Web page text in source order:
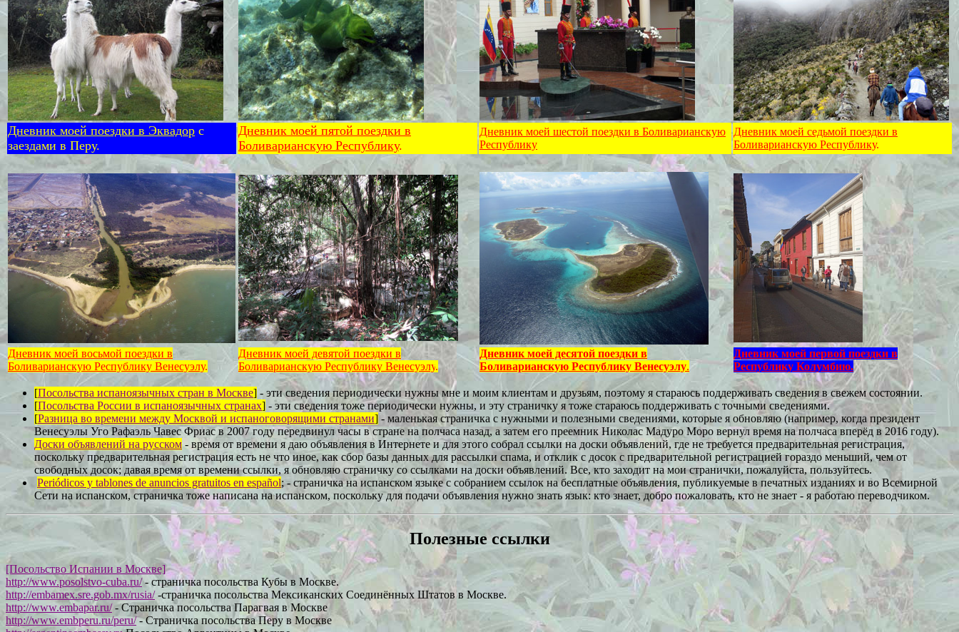
Дневник моей поездки в Эквадор с
заездами в Перу.
Дневник моей пятой поездки в
Боливарианскую Республику.
Дневник моей шестой поездки в Боливарианскую
Республику
Дневник моей седьмой поездки в
Боливарианскую Республику.
Дневник моей восьмой поездки в
Боливарианскую Республику Венесуэлу.
Дневник моей девятой поездки в
Боливарианскую Республику Венесуэлу.
Дневник моей десятой поездки в
Боливарианскую Республику Венесуэлу.
Дневник моей первой поездки в
Республику Колумбию.
[Посольства испаноязычных стран в Москве] - эти сведения периодически нужны мне и моим клиентам и друзьям, поэтому я стараюсь поддерживать сведения в свежем состоянии.
[Посольства России в испаноязычных странах] - эти сведения тоже периодически нужны, и эту страничку я тоже стараюсь поддерживать с точными сведениями.
[Разница во времени между Москвой и испаноговорящими странами] - маленькая страничка с нужными и полезными сведениями, которые я обновляю (например, когда президент
Венесуэлы Уго Рафаэль Чавес Фриас в 2007 году передвинул часы в стране на полчаса назад, а затем его преемник Николас Мадуро Моро вернул время на полчаса вперёд в 2016 году).
Доски объявлений на русском- время от времени я даю объявления в Интернете и для этого собрал ссылки на доски объявлений, где не требуется предварительная регистрация,
поскольку предварительная регистрация есть не что иное, как сбор базы данных для рассылки спама, и отклик с досок с предварительной регистрацией гораздо меньший, чем от
свободных досок; давая время от времени ссылки, я обновляю страничку со ссылками на доски объявлений. Все, кто заходит на мои странички, пожалуйста, пользуйтесь.
Periódicos y tablones de anuncios gratuitos en español; - страничка на испанском языке с собранием ссылок на бесплатные объявления, публикуемые в печатных изданиях и во Всемирной
Сети на испанском, страничка тоже написана на испанском, поскольку для подачи объявления нужно знать язык: кто знает, добро пожаловать, кто не знает - я работаю переводчиком.
Полезные ссылки
[Посольство Испании в Москве]
http://www.posolstvo-cuba.ru/ - страничка посольства Кубы в Москве.
http://embamex.sre.gob.mx/rusia/ -страничка посольства Мексиканских Соединённых Штатов в Москве.
http://www.embapar.ru/ - Страничка посольства Парагвая в Москве
http://www.embperu.ru/peru/ - Страничка посольства Перу в Москве